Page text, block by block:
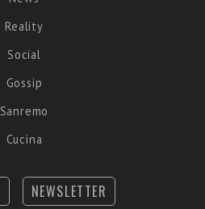
Reality
Social
Gossip
Sanremo
Cucina
NEWSLETTER